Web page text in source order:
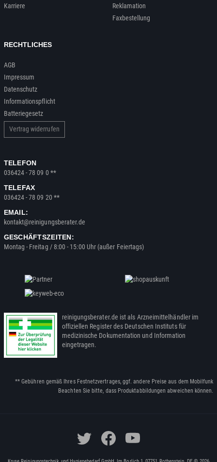
Karriere
Reklamation
Faxbestellung
RECHTLICHES
AGB
Impressum
Datenschutz
Informationspflicht
Batteriegesetz
Vertrag widerrufen
TELEFON
036424 - 78 09 0 **
TELEFAX
036424 - 78 09 20 **
EMAIL:
kontakt@reinigungsberater.de
GESCHÄFTSZEITEN:
Montag - Freitag / 8:00 - 15:00 Uhr (außer Feiertags)
reinigungsberater.de ist als Arzneimittelhändler im
offiziellen Register des Deutschen Instituts für
medizinische Dokumentation und Information
eingetragen.
** Gebühren gemäß Ihres Festnetzvertrages, ggf. andere Preise aus dem Mobilfunk
Beachten Sie bitte, dass Produktabbildungen abweichen können.